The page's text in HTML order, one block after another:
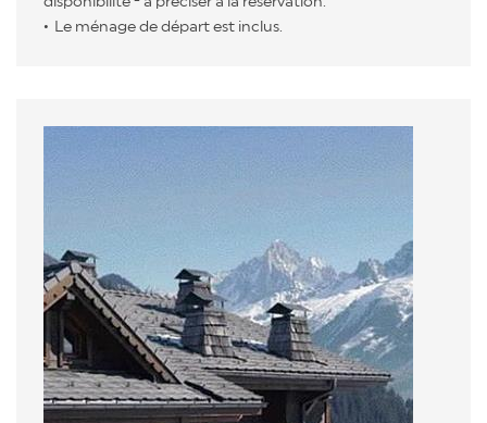
Le ménage de départ est inclus.